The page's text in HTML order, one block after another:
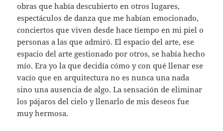
obras que había descubierto en otros lugares,
espectáculos de danza que me habían emocionado,
conciertos que viven desde hace tiempo en mi piel o
personas a las que admiró. El espacio del arte, ese
espacio del arte gestionado por otros, se había hecho
mío. Era yo la que decidía cómo y con qué llenar ese
vacío que en arquitectura no es nunca una nada
sino una ausencia de algo. La sensación de eliminar
los pájaros del cielo y llenarlo de mis deseos fue
muy hermosa.